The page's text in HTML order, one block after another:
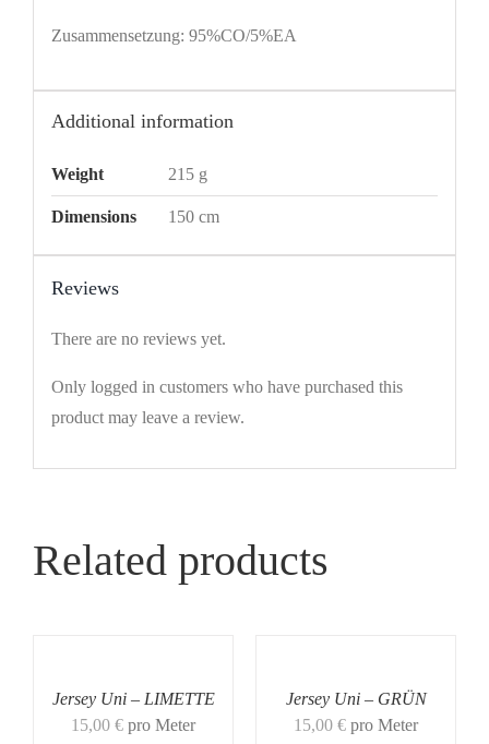
Zusammensetzung: 95%CO/5%EA
Additional information
Weight 215 g
Dimensions 150 cm
Reviews
There are no reviews yet.
Only logged in customers who have purchased this
product may leave a review.
Related products
Jersey Uni – LIMETTE
15,00 € pro Meter
Jersey Uni – GRÜN
15,00 € pro Meter